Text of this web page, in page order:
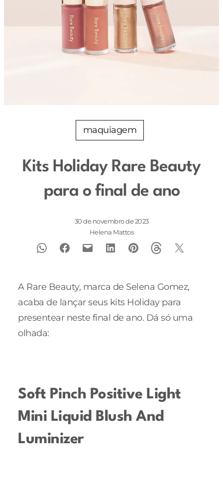
maquiagem
Kits Holiday Rare Beauty
para o final de ano
30 de novembro de 2023
Helena Mattos
A Rare Beauty, marca de Selena Gomez,
acaba de lançar seus kits Holiday para
presentear neste final de ano. Dá só uma
olhada:
Soft Pinch Positive Light
Mini Liquid Blush And
Luminizer